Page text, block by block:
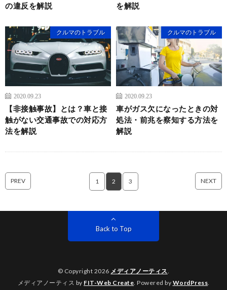
の違反を解説
を解説
クルマのトラブル
2020.09.23
【非接触事故】とは？車と接
触がない交通事故での対応方
法を解説
クルマのトラブル
2020.09.23
車がガス欠になったときの対
処法・前兆を察知する方法を
解説
PREV 1 2 3 NEXT
Back to Top
© Copyright 2026 メディアノーティス
メディアノーティス by FIT-Web Create . Powered by WordPress